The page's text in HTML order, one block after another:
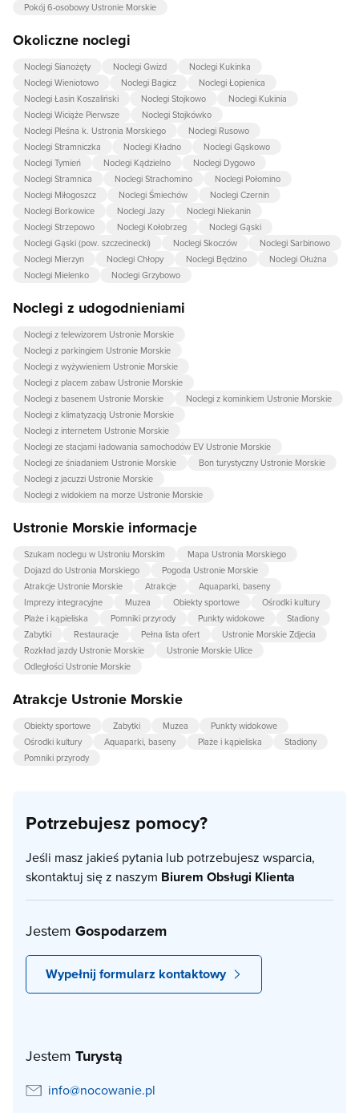
Pokój 6-osobowy Ustronie Morskie
Okoliczne noclegi
Noclegi Sianożęty Noclegi Gwizd
Noclegi Kukinka
Noclegi Wieniotowo
Noclegi Bagicz
Noclegi Łopienica
Noclegi Łasin Koszaliński
Noclegi Stojkowo
Noclegi Kukinia
Noclegi Wiciąże Pierwsze
Noclegi Stojkówko
Noclegi Pleśna k. Ustronia Morskiego
Noclegi Rusowo
Noclegi Stramniczka
Noclegi Kładno
Noclegi Gąskowo
Noclegi Tymień
Noclegi Kądzielno
Noclegi Dygowo
Noclegi Stramnica
Noclegi Strachomino
Noclegi Połomino
Noclegi Miłogoszcz
Noclegi Śmiechów
Noclegi Czernin
Noclegi Borkowice
Noclegi Jazy
Noclegi Niekanin
Noclegi Strzepowo
Noclegi Kołobrzeg
Noclegi Gąski
Noclegi Gąski (pow. szczecinecki)
Noclegi Skoczów
Noclegi Sarbinowo
Noclegi Mierzyn
Noclegi Chłopy Noclegi Będzino
Noclegi Ołużna
Noclegi Mielenko
Noclegi Grzybowo
Noclegi z udogodnieniami
Noclegi z telewizorem Ustronie Morskie
Noclegi z parkingiem Ustronie Morskie
Noclegi z wyżywieniem Ustronie Morskie
Noclegi z placem zabaw Ustronie Morskie
Noclegi z basenem Ustronie Morskie
Noclegi z kominkiem Ustronie Morskie
Noclegi z klimatyzacją Ustronie Morskie
Noclegi z internetem Ustronie Morskie
Noclegi ze stacjami ładowania samochodów EV Ustronie Morskie
Noclegi ze śniadaniem Ustronie Morskie
Bon turystyczny Ustronie Morskie
Noclegi z jacuzzi Ustronie Morskie
Noclegi z widokiem na morze Ustronie Morskie
Ustronie Morskie informacje
Szukam noclegu w Ustroniu Morskim
Mapa Ustronia Morskiego
Dojazd do Ustronia Morskiego
Pogoda Ustronie Morskie
Atrakcje Ustronie Morskie
Atrakcje
Aquaparki, baseny
Imprezy integracyjne
Muzea Obiekty sportowe
Ośrodki kultury
Plaże i kąpieliska
Pomniki przyrody Punkty widokowe
Stadiony
Zabytki
Restauracje Pełna lista ofert
Ustronie Morskie Zdjecia
Rozkład jazdy Ustronie Morskie
Ustronie Morskie Ulice
Odległości Ustronie Morskie
Atrakcje Ustronie Morskie
Obiekty sportowe Zabytki Muzea
Punkty widokowe
Ośrodki kultury
Aquaparki, baseny Plaże i kąpieliska
Stadiony
Pomniki przyrody
Potrzebujesz pomocy?
Jeśli masz jakieś pytania lub potrzebujesz wsparcia,
skontaktuj się z naszym Biurem Obsługi Klienta
Jestem Gospodarzem
Wypełnij formularz kontaktowy
Jestem Turystą
info@nocowanie.pl